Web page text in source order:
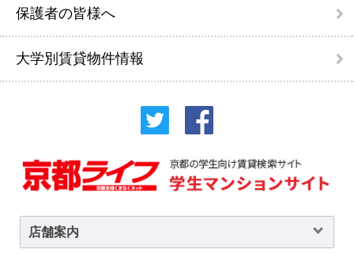
保護者の皆様へ
大学別賃貸物件情報
店舗案内